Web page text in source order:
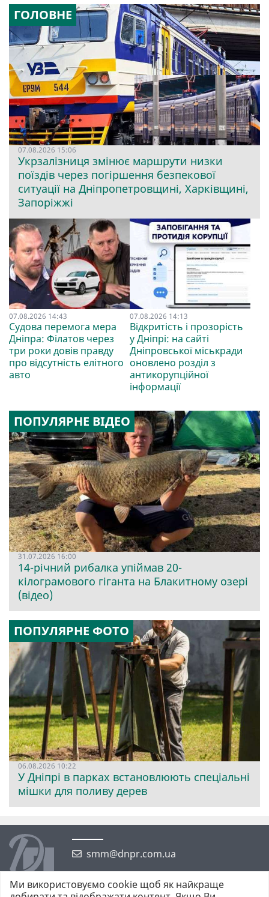
ГОЛОВНЕ
07.08.2026 15:06
Укрзалізниця змінює маршрути низки
поїздів через погіршення безпекової
ситуації на Дніпропетровщині, Харківщині,
Запоріжжі
07.08.2026 14:43
Судова перемога мера
Дніпра: Філатов через
три роки довів правду
про відсутність елітного
авто
07.08.2026 14:13
Відкритість і прозорість
у Дніпрі: на сайті
Дніпровської міськради
оновлено розділ з
антикорупційної
інформації
ПОПУЛЯРНЕ ВІДЕО
31.07.2026 16:00
14-річний рибалка упіймав 20-
кілограмового гіганта на Блакитному озері
(відео)
ПОПУЛЯРНЕ ФОТО
06.08.2026 10:22
У Дніпрі в парках встановлюють спеціальні
мішки для поливу дерев
smm@dnpr.com.ua
Ми використовуємо cookie щоб як найкраще